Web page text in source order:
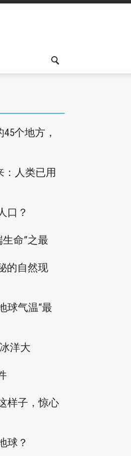
个地方，
：人类已用
口？
命”之最
的自然现
球气温“最
洋大
样子，惊心
球？